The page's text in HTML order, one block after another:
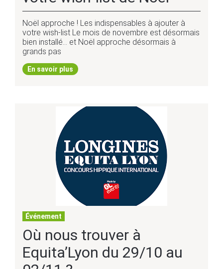
Noël approche ! Les indispensables à ajouter à
votre wish-list Le mois de novembre est désormais
bien installé… et Noël approche désormais à
grands pas
En savoir plus
Événement
Où nous trouver à
Equita’Lyon du 29/10 au